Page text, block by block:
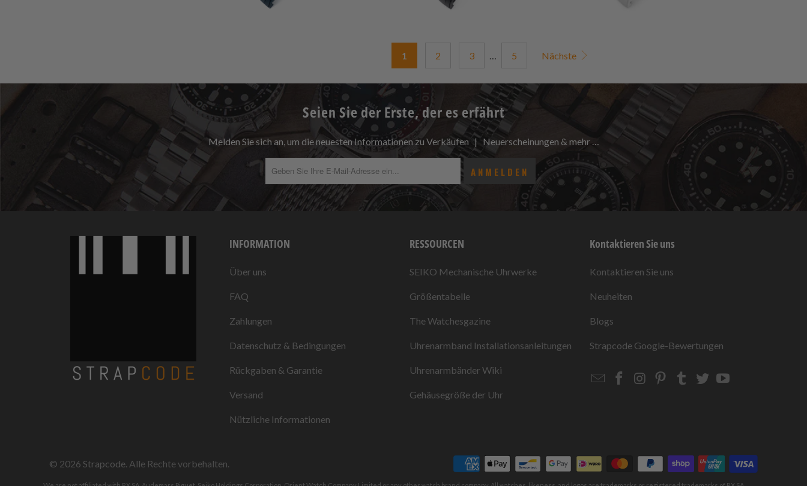
1 2 3 … 5 Nächste
Seien Sie der Erste, der es erfährt
Melden Sie sich an, um die neuesten Informationen zu Verkäufen | Neuerscheinungen & mehr …
INFORMATION
Über uns
FAQ
Zahlungen
Datenschutz & Bedingungen
Rückgaben & Garantie
Versand
Nützliche Informationen
RESSOURCEN
SEIKO Mechanische Uhrwerke
Größentabelle
The Watchesgazine
Uhrenarmband Installationsanleitungen
Uhrenarmbänder Wiki
Gehäusegröße der Uhr
Kontaktieren Sie uns
Kontaktieren Sie uns
Neuheiten
Blogs
Strapcode Google-Bewertungen
EmailStrapcode
Strapcode
Strapcode
Strapcode
Strapcode
© 2026 Strapcode. Alle Rechte vorbehalten.